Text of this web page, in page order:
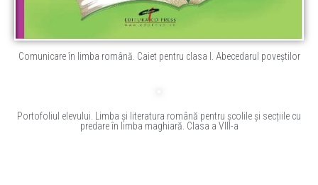
Comunicare în limba română. Caiet pentru clasa I. Abecedarul poveștilor
Portofoliul elevului. Limba și literatura română pentru școlile și secțiile cu
predare în limba maghiară. Clasa a VIII-a